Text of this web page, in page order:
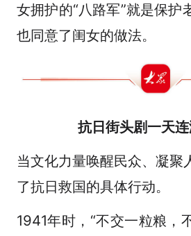
女拥护的“八路军”就是保护
也同意了闺女的做法。
抗日街头剧一天
当文化力量唤醒民众、凝聚
了抗日救国的具体行动。
1941年时，“不交一粒粮，